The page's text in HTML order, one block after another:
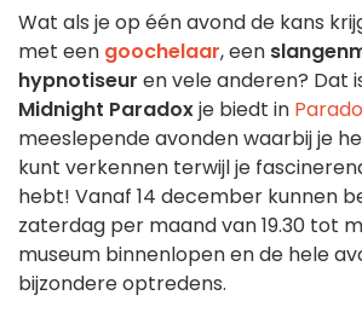
Wat als je op één avond de kans
met een goochelaar, een
hypnotiseur en vele anderen? Dat
Midnight Paradoxje biedt in
meeslepende avonden waarbij je
kunt verkennen terwijl je
hebt! Vanaf 14 december kunnen
zaterdag per maand van 19.30 tot
museum binnenlopen en de hele
bijzondere optredens.